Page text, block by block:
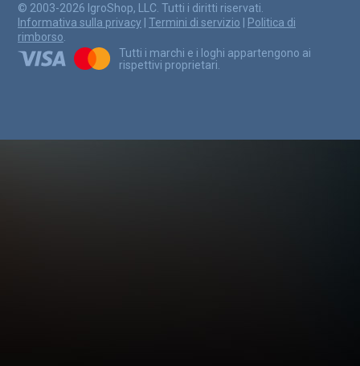
© 2003-2026 IgroShop, LLC. Tutti i diritti riservati.
Informativa sulla privacy
Termini di servizio
Politica di
rimborso
Tutti i marchi e i loghi appartengono ai
rispettivi proprietari.